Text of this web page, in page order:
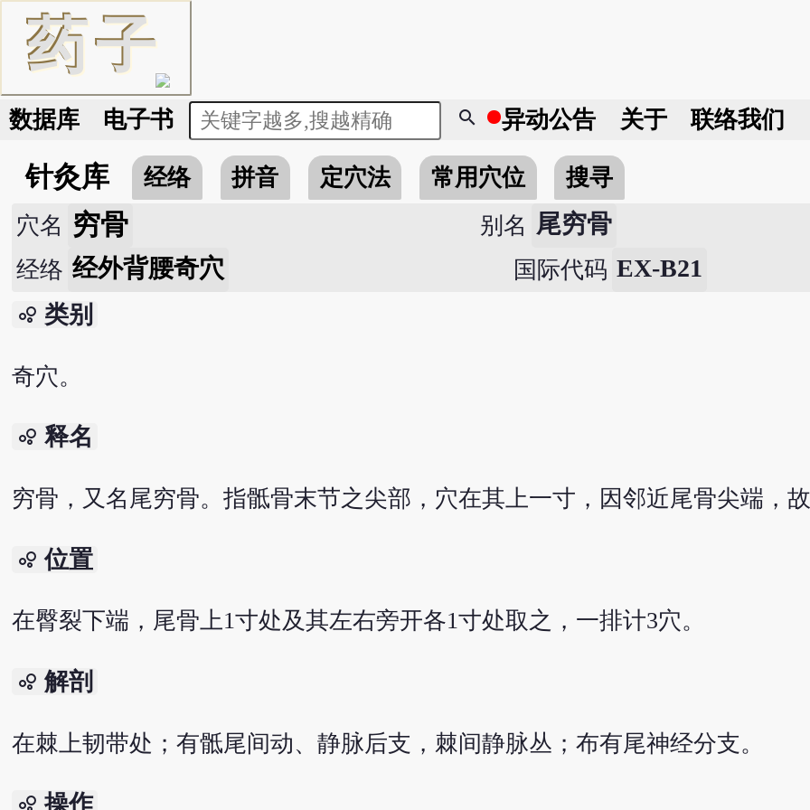
药子
数据库 电子书 search 异动公告 关于 联络我们
针灸库 经络 拼音 定穴法 常用穴位 搜寻
穴名 穷骨 别名 尾穷骨
经络 经外背腰奇穴 国际代码 EX-B21
bubble_chart 类别
奇穴。
bubble_chart 释名
穷骨，又名尾穷骨。指骶骨末节之尖部，穴在其上一寸，因邻近尾骨尖端，故
bubble_chart 位置
在臀裂下端，尾骨上1寸处及其左右旁开各1寸处取之，一排计3穴。
bubble_chart 解剖
在棘上韧带处；有骶尾间动、静脉后支，棘间静脉丛；布有尾神经分支。
bubble_chart 操作